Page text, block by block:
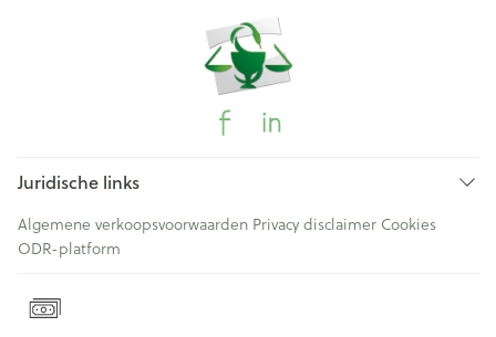
Juridische links
Algemene verkoopsvoorwaarden Privacy disclaimer Cookies
ODR-platform